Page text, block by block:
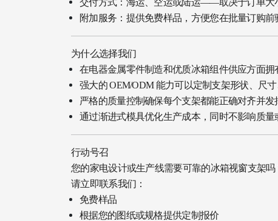
交付方式：海运、空运或陆运——取决于订单大
附加服务：提供免费样品，方便您在批量订购
为什么选择我们
在电器金属零件制造和优质冰箱组件供应方面拥
强大的 OEM/ODM 能力可以定制支架形状、尺寸
严格的质量控制确保每个支架都能正确对齐并发
通过渐进式模具优化生产成本，同时不影响质量
行动号召
您的家电设计或生产线需要可靠的冰箱视窗支架吗
请立即联系我们：
免费样品
根据您的图纸或规格提供定制报价